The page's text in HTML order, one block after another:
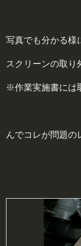
写真でも分かる様
スクリーンの取り
※作業実施書には
んでコレが問題の